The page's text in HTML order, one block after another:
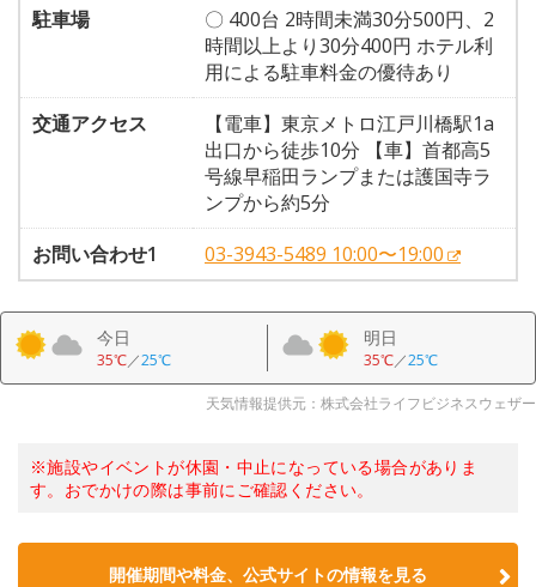
駐車場
〇 400台 2時間未満30分500円、2
時間以上より30分400円 ホテル利
用による駐車料金の優待あり
交通アクセス
【電車】東京メトロ江戸川橋駅1a
出口から徒歩10分 【車】首都高5
号線早稲田ランプまたは護国寺ラ
ンプから約5分
お問い合わせ1
03-3943-5489 10:00〜19:00
今日
35℃／25℃
明日
35℃／25℃
天気情報提供元：株式会社ライフビジネスウェザー
※施設やイベントが休園・中止になっている場合がありま
す。おでかけの際は事前にご確認ください。
開催期間や料金、公式サイトの情報を見る